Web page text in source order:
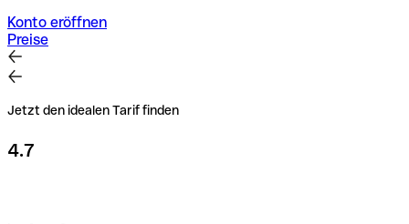
Konto eröffnen
Preise
Jetzt den idealen Tarif finden
4.7